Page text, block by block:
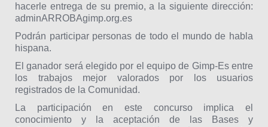
hacerle entrega de su premio, a la siguiente dirección:
adminARROBAgimp.org.es
Podrán participar personas de todo el mundo de habla
hispana.
El ganador será elegido por el equipo de Gimp-Es entre
los trabajos mejor valorados por los usuarios
registrados de la Comunidad.
La participación en este concurso implica el
conocimiento y la aceptación de las Bases y